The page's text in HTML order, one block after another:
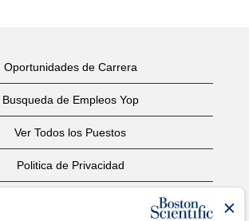
Oportunidades de Carrera
Busqueda de Empleos Yop
Ver Todos los Puestos
Politica de Privacidad